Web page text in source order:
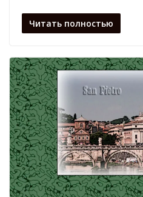
Читать полностью